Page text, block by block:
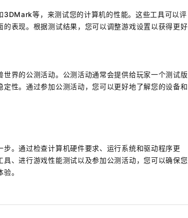
等，来测试您的计算机的性能。这些工具可以评
表现。根据测试结果，您可以调整游戏设置以获得更好
界的公测活动。公测活动通常会提供给玩家一个测试版
性。通过参加公测活动，您可以更好地了解您的设备和
。通过检查计算机硬件要求、运行系统和驱动程序更
、进行游戏性能测试以及参加公测活动，您可以确保您
。